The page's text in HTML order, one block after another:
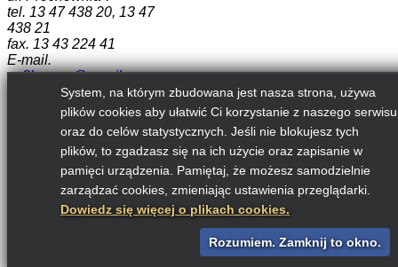
tel. 13 47 438 20, 13 47
438 21
fax. 13 43 224 41
E-mail.
sp8krosno@gmail.com
Copyright © 2026 MZS8 Krosno
DESIGNED BY: AS DESIGNING
Przewiń w górę
System, na którym zbudowana jest nasza strona, używa
plików cookies aby ułatwić Ci korzystanie z naszego serwisu
oraz do celów statystycznych. Jeśli nie blokujesz tych
plików, to zgadzasz się na ich użycie oraz zapisanie w
pamięci urządzenia. Pamiętaj, że możesz samodzielnie
zarządzać cookies, zmieniając ustawienia przeglądarki.
Dowiedz się więcej o plikach cookies.
Rozumiem. Zamknij to okno.